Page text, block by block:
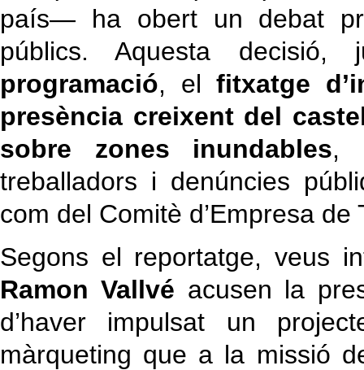
país— ha obert un debat
públics. Aquesta
programació, elfitxatge
presència creixent del
sobre zones inundables,
treballadors i denúncies
com del Comitè d’Empresa
Segons el reportatge, veus
Ramon Vallvé acusen la
d’haver impulsat un
màrqueting que a la missió